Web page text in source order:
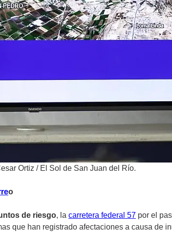
Ortiz / El Sol de San Juan del Río.
o
de riesgo, la carretera federal 57 por el
que han registrado afectaciones a causa de